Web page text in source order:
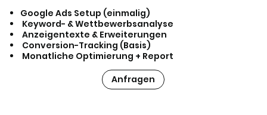
Anfragen
Google Ads Setup (einmalig)
Keyword- & Wettbewerbsanalyse
Anzeigentexte & Erweiterungen
Conversion-Tracking (Basis)
Monatliche Optimierung + Report